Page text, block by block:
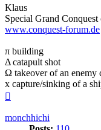
Klaus
Special Grand
www.conquest-forum.de
π building
Δ catapult shot
Ω takeover of an enemy
x capture/sinking of a
monchhichi